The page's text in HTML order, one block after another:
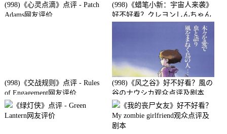
(998)《心灵点滴》点评 - Patch
Adams网友评价
(998)《蜡笔小新：宇宙人来袭》
好不好看？クレヨンしんちゃん
襲来!!宇宙人シリリ观众点评及
(998)《交战规则》点评 - Rules
of Engagement网友评价
(998)《风之谷》好不好看？風の
谷のナウシカ观众点评及剧本